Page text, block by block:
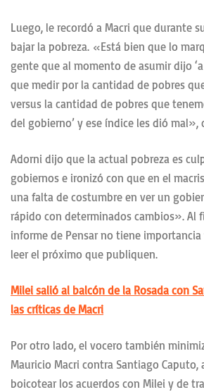
Luego, le recordó a Macri que durante
bajar la pobreza. «Está bien que lo
gente que al momento de asumir dijo
que medir por la cantidad de pobres
versus la cantidad de pobres que
del gobierno’ y ese índice les dió mal»,
Adorni dijo que la actual pobreza es
gobiernos e ironizó con que en el
una falta de costumbre en ver un
rápido con determinados cambios». Al
informe de Pensar no tiene
leer el próximo que publiquen.
Milei salió al balcón de la Rosada con
las críticas de Macri
Por otro lado, el vocero también
Mauricio Macri contra Santiago Caputo,
boicotear los acuerdos con Milei y de